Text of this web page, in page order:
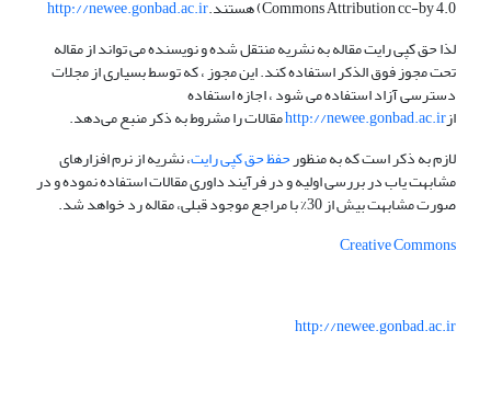
Commons Attribution cc-by 4.0) هستند.
http://newee.gonbad.ac.ir
لذا حق کپی رایت مقاله به نشریه منتقل شده و نویسنده می تواند از مقاله
تحت مجوز فوق الذکر استفاده کند. این مجوز ، که توسط بسیاری از مجلات
دسترسی آزاد استفاده می شود ، اجازه استفاده
ازhttp://newee.gonbad.ac.irمقالات را مشروط به ذکر منبع می‌دهد.
لازم به ذکر است که به منظورحفظ حق کپی رایت، نشریه از نرم افزارهای
مشابهت یاب در بررسی اولیه و در فرآیند داوری مقالات استفاده نموده و در
صورت مشابهت بیش از 30% با مراجع موجود قبلی، مقاله رد خواهد شد.
Creative Commons
http://newee.gonbad.ac.ir